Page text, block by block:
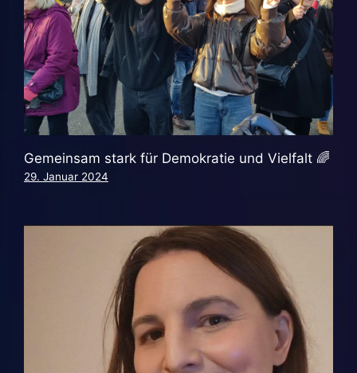
Gemeinsam stark für Demokratie und Vielfalt 🌈
29. Januar 2024